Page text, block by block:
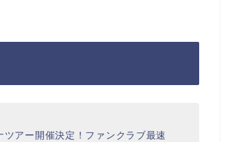
アー開催決定！ファンクラブ最速